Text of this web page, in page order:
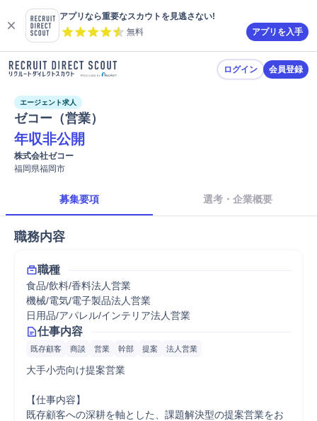
アプリなら重要なスカウトを見逃さない!
無料
アプリを入手
ログイン 会員登録
エージェント求人
ゼコー（営業）
年収非公開
株式会社ゼコー
福岡県福岡市
募集要項 選考・企業概要
職務内容
職種
食品/飲料/香料法人営業
機械/電気/電子製品法人営業
日用品/アパレル/インテリア法人営業
仕事内容
既存顧客 商談 営業 幹部 提案 法人営業
大手小売向け提案営業
【仕事内容】
既存顧客への深耕を軸とした、課題解決型の提案営業をお